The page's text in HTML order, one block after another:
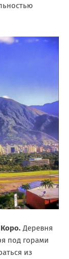
Коро.Деревня
под горами
из